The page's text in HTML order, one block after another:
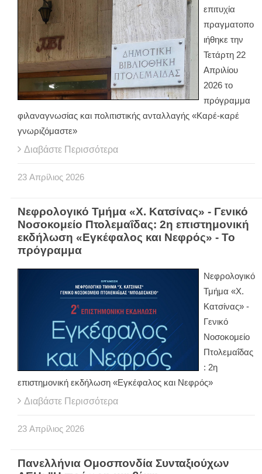
επιτυχία
πραγματοπο
ιήθηκε την
Τετάρτη 22
Απριλίου
2026 το
πρόγραμμα
φιλαναγνωσίας και πολιτιστικής ανταλλαγής «Καρέ-καρέ
γνωριζόμαστε»
Διαβάστε Περισσότερα
23 Απρίλιος 2026
Νεφρολογικό Τμήμα «Χ. Κατσίνας» - Γενικό
Νοσοκομείο Πτολεμαΐδας: 2η επιστημονική
εκδήλωση «Εγκέφαλος και Νεφρός» - Το
πρόγραμμα
Νεφρολογικό
Τμήμα «Χ.
Κατσίνας» -
Γενικό
Νοσοκομείο
Πτολεμαΐδας
: 2η
επιστημονική εκδήλωση «Εγκέφαλος και Νεφρός»
Διαβάστε Περισσότερα
23 Απρίλιος 2026
Πανελλήνια Ομοσπονδία Συνταξιούχων